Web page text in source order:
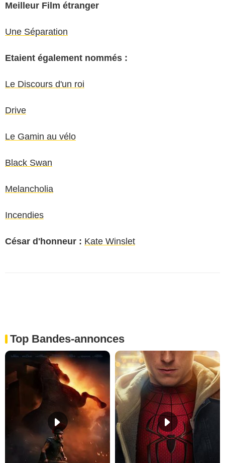
Meilleur Film étranger
Une Séparation
Etaient également nommés :
Le Discours d'un roi
Drive
Le Gamin au vélo
Black Swan
Melancholia
Incendies
César d'honneur : Kate Winslet
Top Bandes-annonces